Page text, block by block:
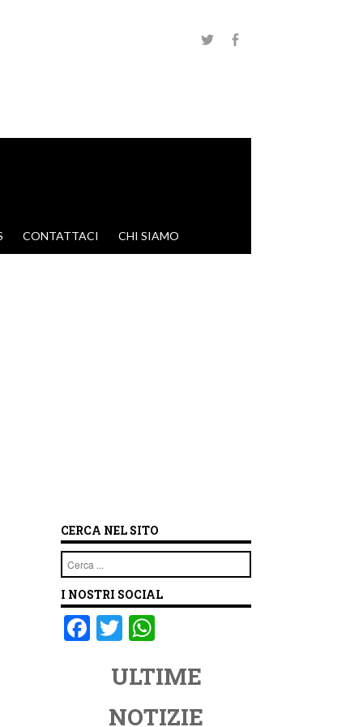
CONTATTACI CHI SIAMO
CERCA NEL SITO
Cerca
I NOSTRI SOCIAL
F T
tt
er
at
s
ULTIME
NOTIZIE